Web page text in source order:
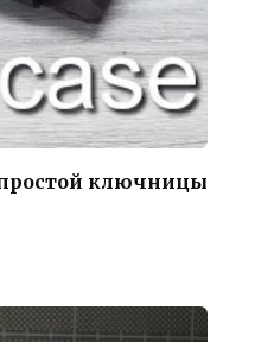
ключницы